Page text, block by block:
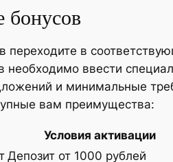
бонусов
переходите в
необходимо ввести
и минимальные
вам преимущества:
Условия активации
Депозит от 1000 рублей